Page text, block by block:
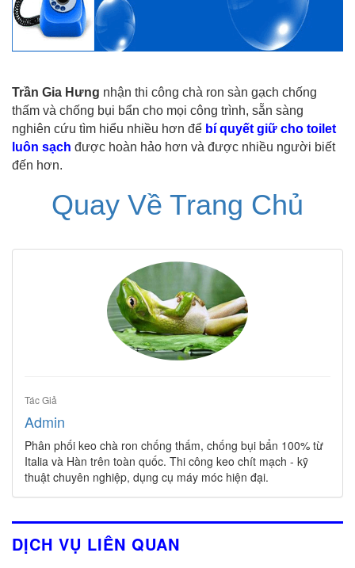
Trần Gia Hưng nhận thi công chà ron sàn gạch chống
thấm và chống bụi bẩn cho mọi công trình, sẵn sàng
nghiên cứu tìm hiểu nhiều hơn để bí quyết giữ cho toilet
luôn sạch được hoàn hảo hơn và được nhiều người biết
đến hơn.
Quay Về Trang Chủ
Tác Giả
Admin
Phân phối keo chà ron chống thấm, chống bụi bẩn 100% từ
Italia và Hàn trên toàn quốc. Thi công keo chít mạch - kỹ
thuật chuyên nghiệp, dụng cụ máy móc hiện đại.
DỊCH VỤ LIÊN QUAN